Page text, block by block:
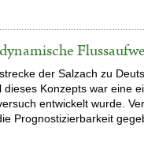
der Salzach zu
dieses Konzepts war eine
entwickelt wurde.
Prognostizierbarkeit